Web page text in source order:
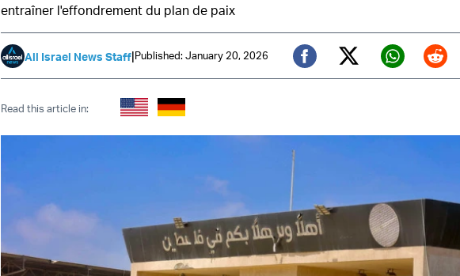
entraîner l'effondrement du plan de paix
All Israel News Staff|Published: January 20, 2026
Facebook
Twitter (X)
Read this article in: